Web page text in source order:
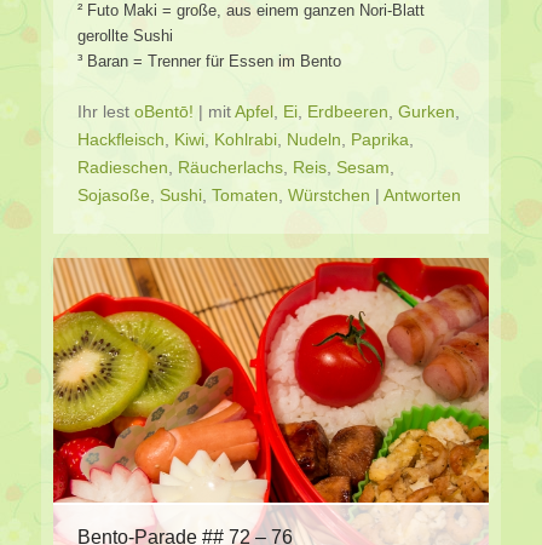
² Futo Maki = große, aus einem ganzen Nori-Blatt
gerollte Sushi
³ Baran = Trenner für Essen im Bento
Ihr lest oBentō! | mitApfel, Ei, Erdbeeren, Gurken,
Hackfleisch, Kiwi, Kohlrabi, Nudeln, Paprika,
Radieschen, Räucherlachs, Reis, Sesam,
Sojasoße, Sushi, Tomaten, Würstchen | Antworten
Bento-Parade ## 72 – 76